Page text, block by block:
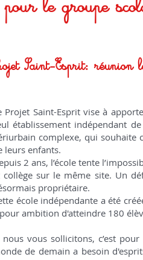
pour le groupe
Saint-Esprit: réunion
Projet Saint-Esprit vise à
établissement indépendant
complexe, qui souhaite
leurs enfants.
2 ans, l’école tente
collège sur le même site. Un
propriétaire.
école indépendante a été
ambition d'atteindre 180
nous vous sollicitons, c’est
de demain a besoin